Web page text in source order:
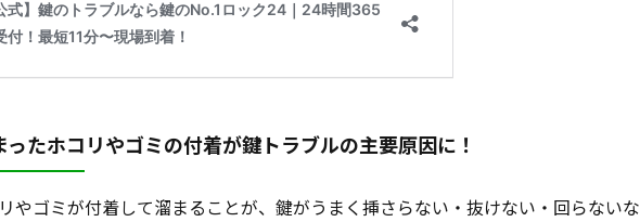
ったホコリやゴミの付着が鍵トラブルの主要原因に！
やゴミが付着して溜まることが、鍵がうまく挿さらない・抜けない・回らないな